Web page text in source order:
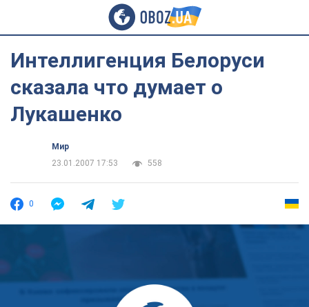
Интеллигенция Белоруси
сказала что думает о
Лукашенко
Мир
23.01.2007 17:53
558
0